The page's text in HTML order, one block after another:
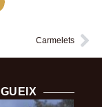
Carmelets